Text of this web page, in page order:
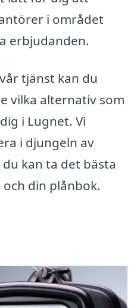
i området
erbjudanden.
tjänst kan du
vilka alternativ som
i Lugnet. Vi
i djungeln av
kan ta det bästa
din plånbok.